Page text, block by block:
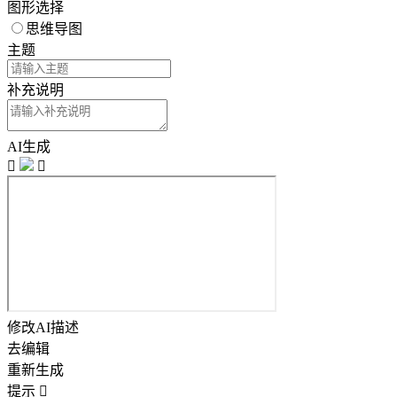
图形选择
思维导图
主题
补充说明
AI生成


修改AI描述
去编辑
重新生成
提示 